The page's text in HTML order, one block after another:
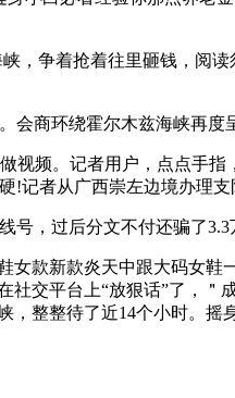
争着抢着往里砸钱，阅
环绕霍尔木兹海峡再度
。记者用户，点点手指
记者从广西崇左边境办理支
过后分文不付还骗了3.3
款新款炎天中跟大码女鞋
交平台上“放狠话”了，
整整待了近14个小时。